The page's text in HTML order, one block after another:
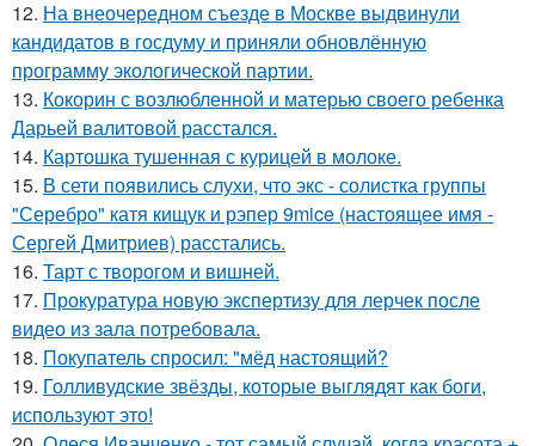
12. На внеочередном съезде в Москве выдвинули
кандидатов в госдуму и приняли обновлённую
программу экологической партии.
13. Кокорин с возлюбленной и матерью своего ребенка
Дарьей валитовой расстался.
14. Картошка тушенная с курицей в молоке.
15. В сети появились слухи, что экс - солистка группы
"Серебро" катя кищук и рэпер 9mice (настоящее имя -
Сергей Дмитриев) расстались.
16. Тарт с творогом и вишней.
17. Прокуратура новую экспертизу для лерчек после
видео из зала потребовала.
18. Покупатель спросил: "мёд настоящий?
19. Голливудские звёзды, которые выглядят как боги,
используют это!